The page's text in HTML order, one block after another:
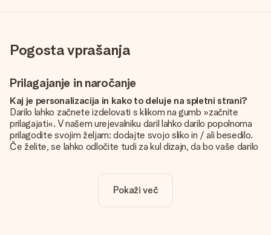
Pogosta vprašanja
Prilagajanje in naročanje
Kaj je personalizacija in kako to deluje na spletni strani?
Darilo lahko začnete izdelovati s klikom na gumb »začnite
prilagajati«. V našem urejevalniku daril lahko darilo popolnoma
prilagodite svojim željam: dodajte svojo sliko in / ali besedilo.
Če želite, se lahko odločite tudi za kul dizajn, da bo vaše darilo
Je personalizacija vključena v ceno?
Cena, prikazana na spletnem mestu, vključuje personalizacijo
vašega darila. Lepo in jasno!
Pokaži več